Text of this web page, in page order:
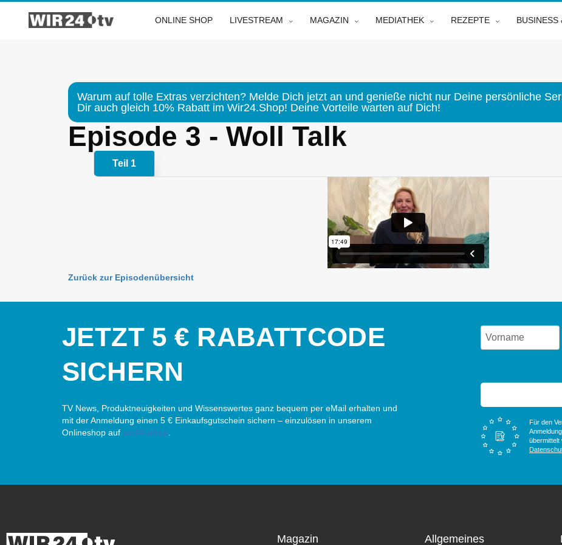
springen
ONLINE SHOP LIVESTREAM MAGAZIN MEDIATHEK REZEPTE BUSINESS
Warum auf tolle Extras verzichten? Melde Dich jetzt an und genieße nicht nur Deine persönliche
Dir auch gleich 10% Rabatt im Wir24.Shop! Deine Vorteile warten auf Dich!
Episode 3 - Woll Talk
Teil 1
Zurück zur Episodenübersicht
JETZT 5 € RABATTCODE
SICHERN
TV News, Produktneuigkeiten und Wissenswertes ganz bequem per eMail erhalten und
mit der Anmeldung einen 5 € Einkaufsgutschein sichern – einzulösen in unserem
Onlineshop auf wir24.shop.
Für den
übermittelt
Magazin Allgemeines